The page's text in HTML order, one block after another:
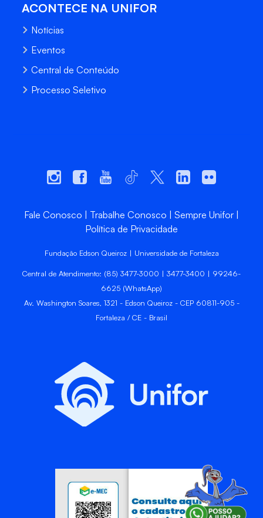
ACONTECE NA UNIFOR
Notícias
Eventos
Central de Conteúdo
Processo Seletivo
Fale Conosco Trabalhe Conosco
Sempre Unifor
Política de Privacidade
Fundação Edson Queiroz | Universidade de Fortaleza
Central de Atendimento: (85) 3477-3000 | 3477-3400 | 99246-
6625 (WhatsApp)
Av. Washington Soares, 1321 - Edson Queiroz - CEP 60811-905 -
Fortaleza / CE - Brasil